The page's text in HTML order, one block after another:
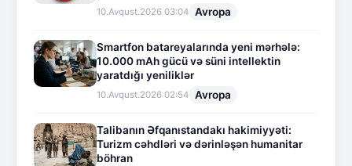
10.Avqust.2026 03:04 Avropa
Smartfon batareyalarında yeni mərhələ:
10.000 mAh gücü və süni intellektin
yaratdığı yeniliklər
10.Avqust.2026 02:54 Avropa
Talibanın Əfqanıstandakı hakimiyyəti:
Turizm cəhdləri və dərinləşən humanitar
böhran